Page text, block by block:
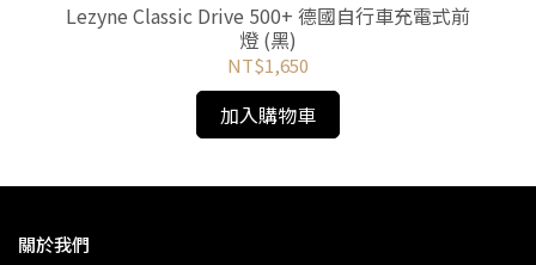
Lezyne Classic Drive 500+ 德國自行車充電式前
燈 (黑)
NT$1,650
加入購物車
關於我們